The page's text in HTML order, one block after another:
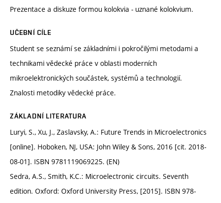
Prezentace a diskuze formou kolokvia - uznané kolokvium.
UČEBNÍ CÍLE
Student se seznámí se základními i pokročilými metodami a
technikami vědecké práce v oblasti moderních
mikroelektronických součástek, systémů a technologií.
Znalosti metodiky vědecké práce.
ZÁKLADNÍ LITERATURA
Luryi, S., Xu, J., Zaslavsky, A.: Future Trends in Microelectronics
[online]. Hoboken, NJ, USA: John Wiley & Sons, 2016 [cit. 2018-
08-01]. ISBN 9781119069225. (EN)
Sedra, A.S., Smith, K.C.: Microelectronic circuits. Seventh
edition. Oxford: Oxford University Press, [2015]. ISBN 978-